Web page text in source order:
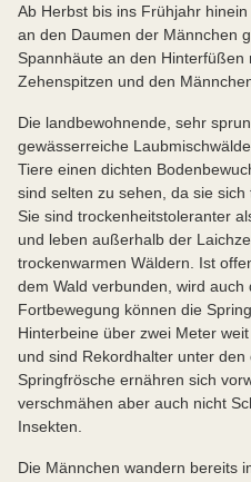
Ab Herbst bis ins Frühjahr
an den Daumen der Männchen
Spannhäute an den Hinterfüßen
Zehenspitzen und den
Die landbewohnende, sehr
gewässerreiche
Tiere einen dichten
sind selten zu sehen, da sie
Sie sind trockenheitstoleranter
und leben außerhalb der
trockenwarmen Wäldern. Ist
dem Wald verbunden, wird
Fortbewegung können die
Hinterbeine über zwei Meter
und sind Rekordhalter unter den
Springfrösche ernähren sich
verschmähen aber auch nicht
Insekten.
Die Männchen wandern bereits